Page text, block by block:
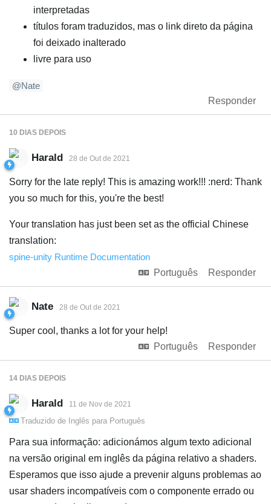
interpretadas
títulos foram traduzidos, mas o link direto da página
foi deixado inalterado
livre para uso
@Nate
Responder
10 DIAS DEPOIS
Harald 28 de Out de 2021
Sorry for the late reply! This is amazing work!!! :nerd: Thank
you so much for this, you're the best!
Your translation has just been set as the official Chinese
translation:
spine-unity Runtime Documentation
Português
Responder
Nate 28 de Out de 2021
Super cool, thanks a lot for your help!
Português
Responder
14 DIAS DEPOIS
Harald 11 de Nov de 2021
Traduzido de Inglês para Português
Para sua informação: adicionámos algum texto adicional
na versão original em inglês da página relativo a shaders.
Esperamos que isso ajude a prevenir alguns problemas ao
usar shaders incompatíveis com o componente errado ou